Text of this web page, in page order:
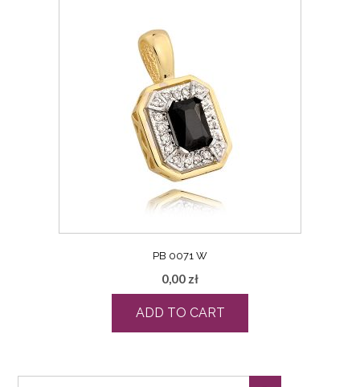
PB 0071 W
0,00 zł
ADD TO CART